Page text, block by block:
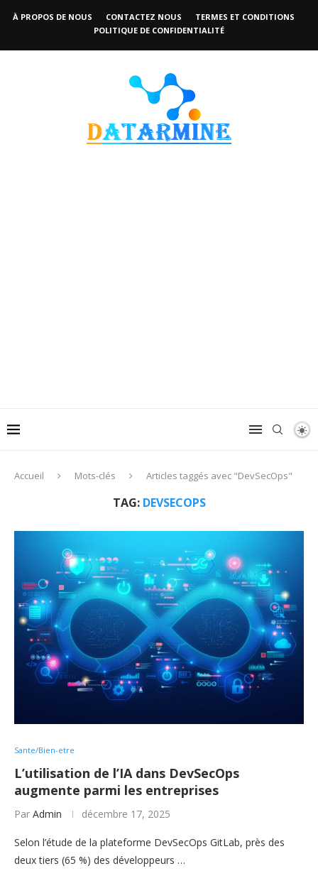
À PROPOS DE NOUS CONTACTEZ NOUS
TERMES ET CONDITIONS
POLITIQUE DE CONFIDENTIALITÉ
Accueil Mots-clés Articles taggés avec "DevSecOps"
TAG: DEVSECOPS
Sante/Bien-etre
L’utilisation de l’IA dans DevSecOps
augmente parmi les entreprises
Par Admin décembre 17, 2025
Selon l’étude de la plateforme DevSecOps GitLab, près des
deux tiers (65 %) des développeurs …